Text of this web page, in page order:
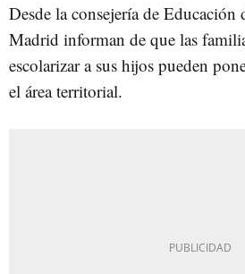
Desde la consejería de
Madrid informan de que las
escolarizar a sus hijos pueden
el área territorial.